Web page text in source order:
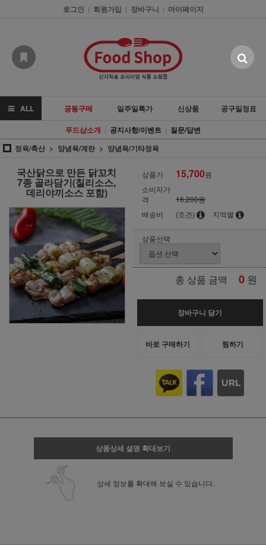
로그인 | 회원가입 | 장바구니 | 마이페이지
ALL 공동구매 일주일특가 신상품
공구일정표
푸드샵소개 | 공지사항/이벤트 | 질문/답변
정육/축산
양념육/계란 양념육/기타정육
국산닭으로 만든 닭꼬치
7종 골라담기(칠리소스,
데리야끼소스 포함)
상품가 15,700원
소비자가
격
16,200원
배송비
(조건) 지역별
상품선택
총 상품 금액 0 원
장바구니 담기
바로 구매하기 찜하기
상품상세 설명 확대보기
상세 정보를 확대해 보실 수 있습니다.